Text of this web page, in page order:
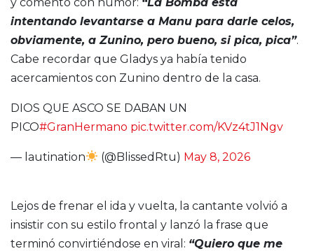
intentando levantarse a Manu para darle celos,
obviamente, a Zunino, pero bueno, si pica, pica”.
Cabe recordar que Gladys ya había tenido
acercamientos con Zunino dentro de la casa.
DIOS QUE ASCO SE DABAN UN
PICO#GranHermano pic.twitter.com/KVz4tJ1Ngv
— lautination (@BlissedRtu) May 8, 2026
Lejos de frenar el ida y vuelta, la cantante volvió a
insistir con su estilo frontal y lanzó la frase que
terminó convirtiéndose en viral: “Quiero que me